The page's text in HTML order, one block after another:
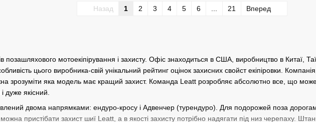
позашляхового мотоекіпірування і захисту. Офіс знаходиться в США, виробництво в Китаї,
цього виробника-свій унікальний рейтинг оцінок захисних свойст екіпіровки.
зрозуміти яка модель має кращий захист. Команда Leatt розробляє абсолютно все, що
дуже якісний.
двома напрямками: ендуро-кросу і Адвенчер (турендуро). Для подорожей поза
пристібати захист шиї Leatt, а в якості захисту потрібно надягати під низ черепаху.
Назад 1 2 3 4 5 6 21 Вперед